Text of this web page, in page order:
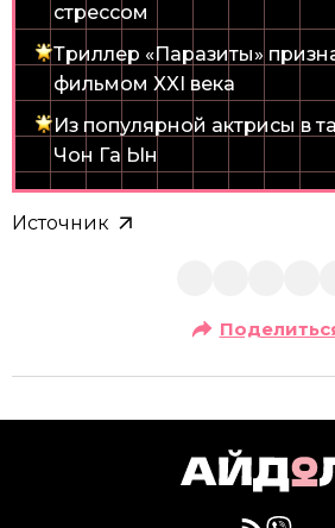
стрессом
Триллер «Паразиты»
фильмом XXI века
Из популярной актрисы в
Чон Га Ын
Источник